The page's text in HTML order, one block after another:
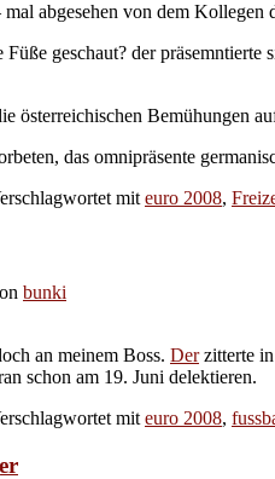
abgesehen von dem
geschaut? der
österreichischen Bemühungen
das omnipräsente
mit euro 2008,
bunki
an meinem Boss. Derzitterte in
schon am 19. Juni delektieren.
mit euro 2008,